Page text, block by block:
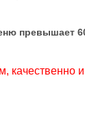
превышает
и